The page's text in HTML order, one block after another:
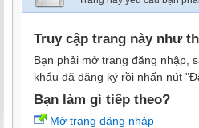
Truy cập trang này như
Bạn phải mở trang đăng nhập,
khẩu đã đăng ký rồi nhấn nút
Bạn làm gì tiếp theo?
Mở trang đăng nhập